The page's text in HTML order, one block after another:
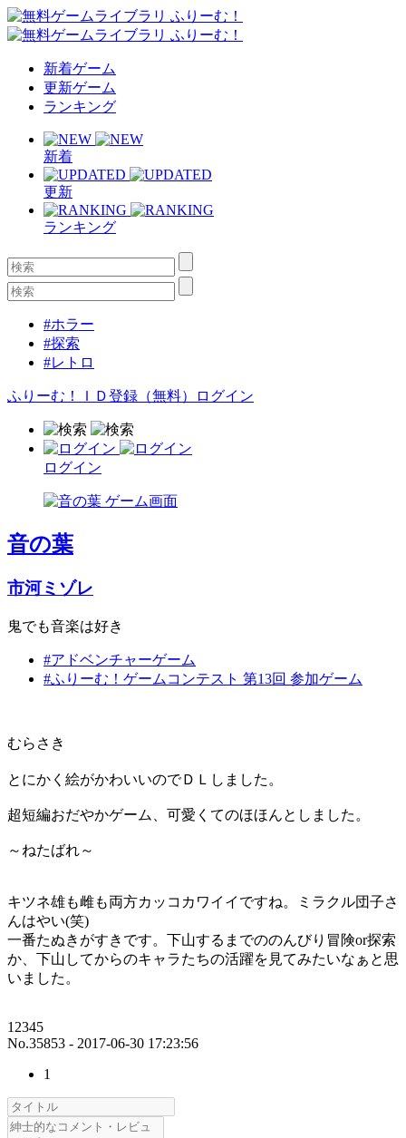
新着ゲーム
更新ゲーム
ランキング
新着
更新
ランキング
#ホラー
#探索
#レトロ
ふりーむ！ＩＤ登録（無料） ログイン
ログイン
音の葉
市河ミゾレ
鬼でも音楽は好き
#アドベンチャーゲーム
#ふりーむ！ゲームコンテスト 第13回 参加ゲーム
むらさき
とにかく絵がかわいいのでＤＬしました。
超短編おだやかゲーム、可愛くてのほほんとしました。
～ねたばれ～
キツネ雄も雌も両方カッコカワイイですね。ミラクル団子さ
んはやい(笑)
一番たぬきがすきです。下山するまでののんびり冒険or探索
か、下山してからのキャラたちの活躍を見てみたいなぁと思
いました。
12345
No.35853 - 2017-06-30 17:23:56
1